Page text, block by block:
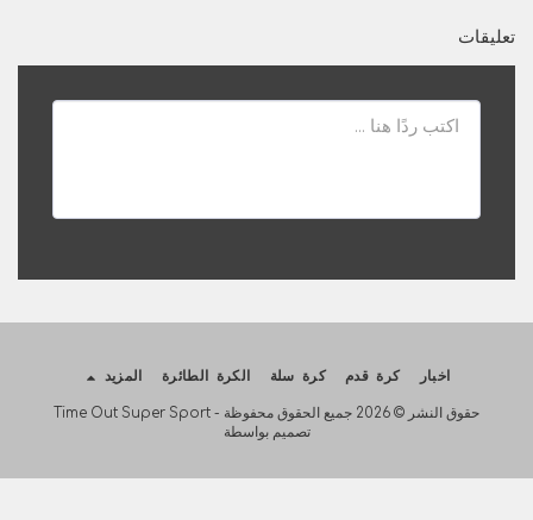
تعليقات
اخبار كرة قدم كرة سلة الكرة الطائرة المزيد
حقوق النشر © 2026 جميع الحقوق محفوظة -
Time Out Super Sport
تصميم بواسطة